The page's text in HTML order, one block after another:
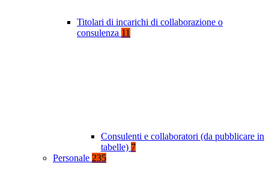
Titolari di incarichi di collaborazione o
consulenza 11
Consulenti e collaboratori (da pubblicare in
tabelle) 7
Personale 235